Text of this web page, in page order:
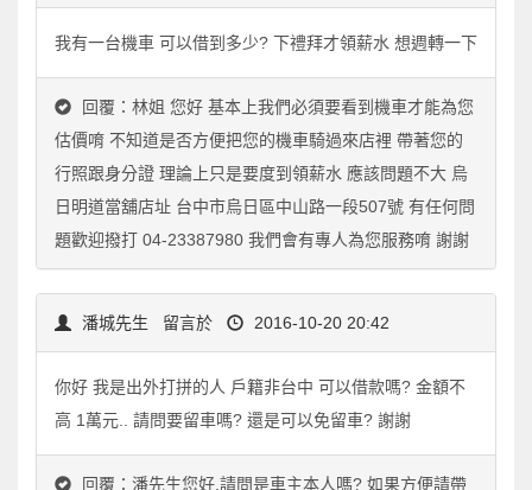
我有一台機車 可以借到多少? 下禮拜才領薪水 想週轉一下
回覆：林姐 您好 基本上我們必須要看到機車才能為您
估價唷 不知道是否方便把您的機車騎過來店裡 帶著您的
行照跟身分證 理論上只是要度到領薪水 應該問題不大 烏
日明道當舖店址 台中市烏日區中山路一段507號 有任何問
題歡迎撥打 04-23387980 我們會有專人為您服務唷 謝謝
潘城先生 留言於 2016-10-20 20:42
你好 我是出外打拼的人 戶籍非台中 可以借款嗎? 金額不
高 1萬元.. 請問要留車嗎? 還是可以免留車? 謝謝
回覆：潘先生您好,請問是車主本人嗎? 如果方便請帶